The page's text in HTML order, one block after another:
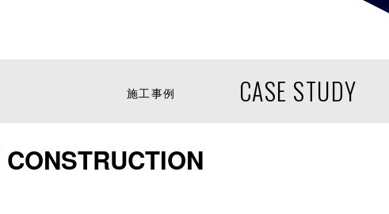
施工事例
CASE STUDY